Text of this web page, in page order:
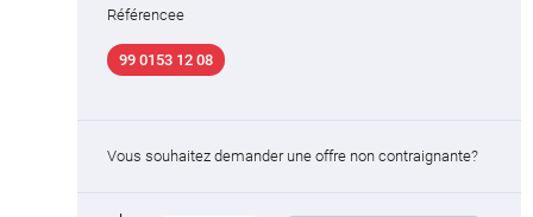
Référencee
99 0153 12 08
Vous souhaitez demander une offre non contraignante?